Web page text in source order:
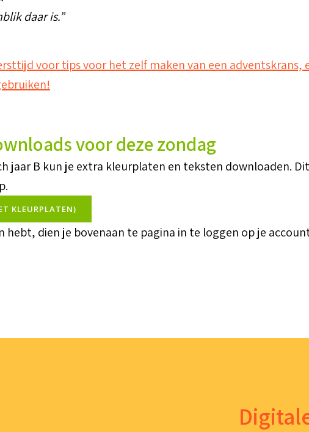
daar is.”
voor tips voor het zelf maken van een
voor deze zondag
jaar B kun je extra kleurplaten en teksten downloaden.
KLEURPLATEN)
hebt, dien je bovenaan te pagina in te loggen op je